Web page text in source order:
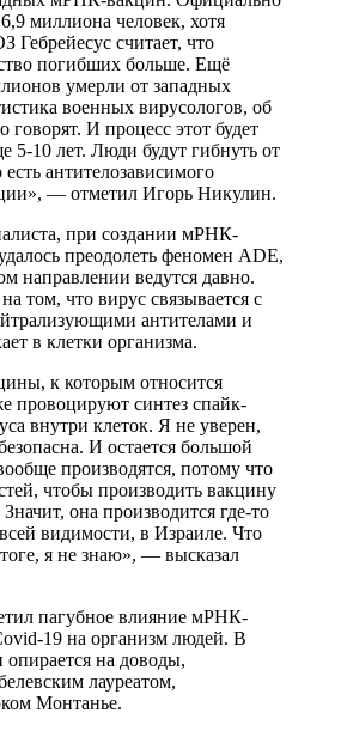
миллиона человек, хотя
Гебрейесус считает, что
погибших больше. Ещё
умерли от западных
военных вирусологов, об
говорят. И процесс этот будет
5-10 лет. Люди будут гибнуть от
антителозависимого
— отметил Игорь Никулин.
при создании мРНК-
преодолеть феномен ADE,
направлении ведутся давно.
том, что вирус связывается с
антителами и
в клетки организма.
к которым относится
провоцируют синтез спайк-
внутри клеток. Я не уверен,
И остается большой
производятся, потому что
чтобы производить вакцину
она производится где-то
видимости, в Израиле. Что
я не знаю», — высказал
пагубное влияние мРНК-
19 на организм людей. В
на доводы,
лауреатом,
Монтанье.